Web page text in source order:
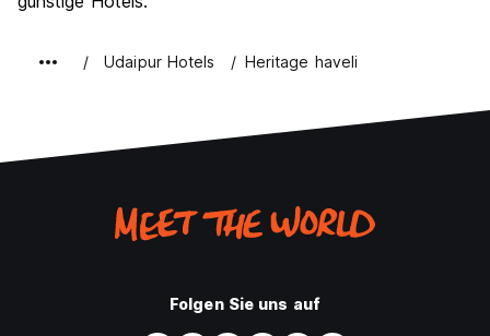
Udaipur Hotels Heritage haveli
Folgen Sie uns auf